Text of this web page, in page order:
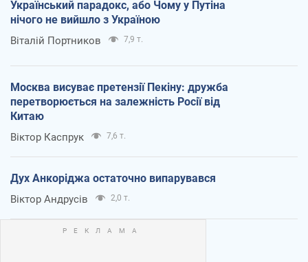
Український парадокс, або Чому у Путіна
нічого не вийшло з Україною
Віталій Портников 7,9 т.
Москва висуває претензії Пекіну: дружба
перетворюється на залежність Росії від
Китаю
Віктор Каспрук 7,6 т.
Дух Анкоріджа остаточно випарувався
Віктор Андрусів 2,0 т.